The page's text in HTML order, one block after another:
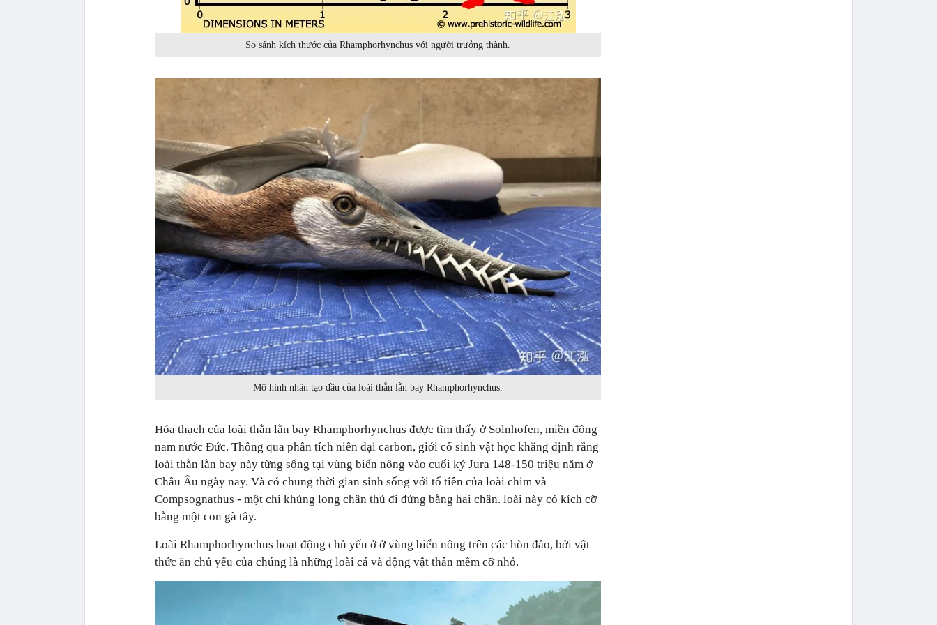
So sánh kích thước của Rhamphorhynchus với người trưởng thành.
Mô hình nhân tạo đầu của loài thằn lằn bay Rhamphorhynchus.
Hóa thạch của loài thằn lằn bay Rhamphorhynchus được tìm thấy ở Solnhofen, miền đông
nam nước Đức. Thông qua phân tích niên đại carbon, giới cổ sinh vật học khẳng định rằng
loài thằn lằn bay này từng sống tại vùng biển nông vào cuối kỷ Jura 148-150 triệu năm ở
Châu Âu ngày nay. Và có chung thời gian sinh sống với tổ tiên của loài chim và
Compsognathus - một chi khủng long chân thú đi đứng bằng hai chân. loài này có kích cỡ
bằng một con gà tây.
Loài Rhamphorhynchus hoạt động chủ yếu ở ở vùng biển nông trên các hòn đảo, bởi vật
thức ăn chủ yếu của chúng là những loài cá và động vật thân mềm cỡ nhỏ.